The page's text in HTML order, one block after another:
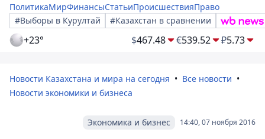
ПолитикаМирФинансыСтатьиПроисшествияПраво
#Выборы в Курултай
#Казахстан в сравнении
+23° $467.48 €539.52 ₽5.73
Новости Казахстана и мира на сегодня
Все новости
Новости экономики и бизнеса
14:40, 07 ноября 2016
Экономика и бизнес